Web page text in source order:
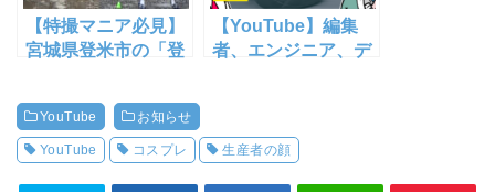
【特撮マニア必見】
宮城県登米市の「登
てきた【YouTube動
画あり】
【YouTube】編集
者、エンジニア、デ
YouTube お知らせ
YouTube コスプレ 生産者の顔